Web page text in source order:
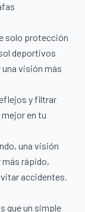
solo protección
deportivos
una visión más
y filtrar
en tu
una visión
rápido,
accidentes.
que un simple